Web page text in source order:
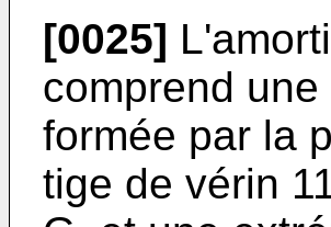
[0025]
comprend
formée par la
tige de vérin